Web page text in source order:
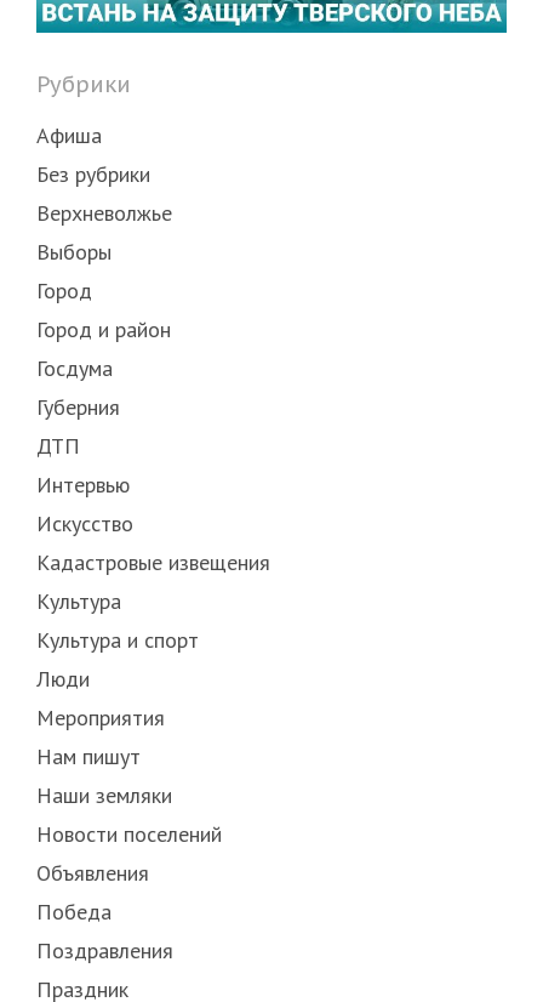
Рубрики
Афиша
Без рубрики
Верхневолжье
Выборы
Город
Город и район
Госдума
Губерния
ДТП
Интервью
Искусство
Кадастровые извещения
Культура
Культура и спорт
Люди
Мероприятия
Нам пишут
Наши земляки
Новости поселений
Объявления
Победа
Поздравления
Праздник